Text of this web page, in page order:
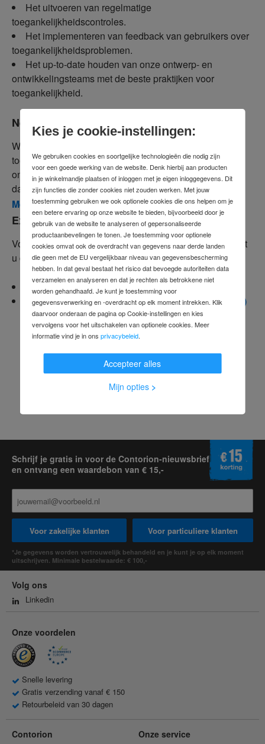
Het uitvoeren van regelmatige
toegankelijkheidscontroles.
Het implementeren van feedback van gebruikers over
toegankelijkheidsproblemen.
Het up-to-date houden van onze ontwerp- en
ontwikkelingsteams met de beste praktijken voor
toegankelijkheid.
Neem contact met ons op
We verwelkomen feedback over onze
toegankelijkheidsinspanningen. Als u problemen
ondervindt of suggesties heeft voor verbetering, neem
dan contact met ons op:
Meld een probleem
Externe links
Voor meer informatie over toegankelijkheidsnormen kunt
u de volgende bronnen raadplegen:
Web Content Accessibility Guidelines (WCAG)
Accessible Rich Internet Applications (WAI-ARIA)
Schrijf je gratis in voor de Contorion-nieuwsbrief
en ontvang een waardebon van € 15,-
Voor zakelijke klanten Voor particuliere klanten
*Je gegevens worden vertrouwelijk behandeld en je kunt je op elk moment
uitschrijven. Minimale bestelwaarde: € 100,-
Volg ons
Linkedin
Onze voordelen
Snelle levering
Gratis verzending vanaf € 150
Retourbeleid van 30 dagen
Contorion Onze service
Kies je cookie-instellingen:
We gebruiken cookies en soortgelijke technologieën die nodig zijn
voor een goede werking van de website. Denk hierbij aan producten
in je winkelmandje plaatsen of inloggen met je eigen inloggegevens. Dit
zijn functies die zonder cookies niet zouden werken. Met jouw
toestemming gebruiken we ook optionele cookies die ons helpen om je
een betere ervaring op onze website te bieden, bijvoorbeeld door je
gebruik van de website te analyseren of gepersonaliseerde
productaanbevelingen te tonen. Je toestemming voor optionele
cookies omvat ook de overdracht van gegevens naar derde landen
die geen met de EU vergelijkbaar niveau van gegevensbescherming
hebben. In dat geval bestaat het risico dat bevoegde autoriteiten data
verzamelen en analyseren en dat je rechten als betrokkene niet
worden gehandhaafd. Je kunt je toestemming voor
gegevensverwerking en -overdracht op elk moment intrekken. Klik
daarvoor onderaan de pagina op Cookie-instellingen en kies
vervolgens voor het uitschakelen van optionele cookies. Meer
informatie vind je in ons privacybeleid.
Accepteer alles
Mijn opties >